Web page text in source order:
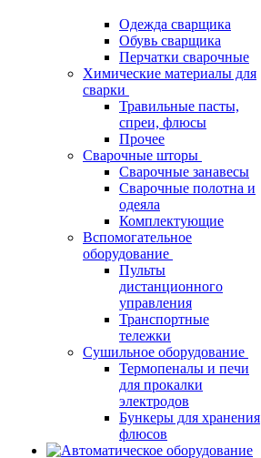
Одежда сварщика
Обувь сварщика
Перчатки сварочные
Химические материалы для
сварки
Травильные пасты,
спреи, флюсы
Прочее
Сварочные шторы
Сварочные занавесы
Сварочные полотна и
одеяла
Комплектующие
Вспомогательное
оборудование
Пульты
дистанционного
управления
Транспортные
тележки
Сушильное оборудование
Термопеналы и печи
для прокалки
электродов
Бункеры для хранения
флюсов